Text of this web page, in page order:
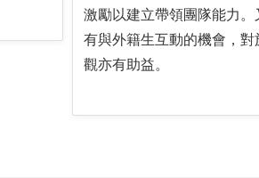
激勵以建立帶領團隊能力。
有與外籍生互動的機會，對
觀亦有助益。